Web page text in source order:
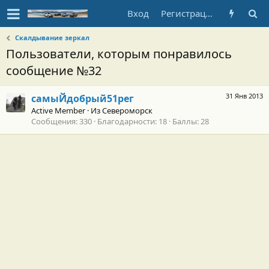
Вход Регистрация
Скалдывание зеркал
Пользователи, которым понравилось
сообщение №32
31 Янв 2013
самыЙдобрый51рег
Active Member · ИзСевероморск
Сообщения 330 Благодарности 18 Баллы 28